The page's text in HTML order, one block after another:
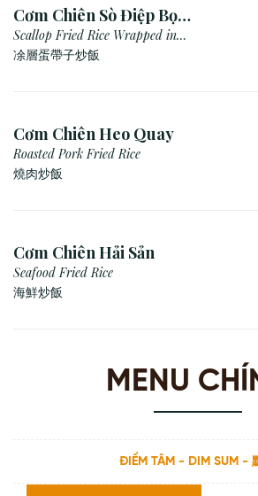
Cơm Chiên Sò Điệp Bọc
Trứng
Scallop Fried Rice Wrapped in
Egg (Omelette)
凃層蛋帶子炒飯
Cơm Chiên Heo Quay
Roasted Pork Fried Rice
燒肉炒飯
Cơm Chiên Hải Sản
Seafood Fried Rice
海鮮炒飯
MENU
ĐIỂM TÂM - DIM SUM -